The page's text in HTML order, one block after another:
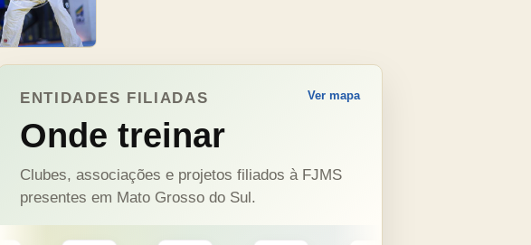
ENTIDADES FILIADAS
Onde treinar
Ver mapa
Clubes, associações e projetos filiados à FJMS
presentes em Mato Grosso do Sul.